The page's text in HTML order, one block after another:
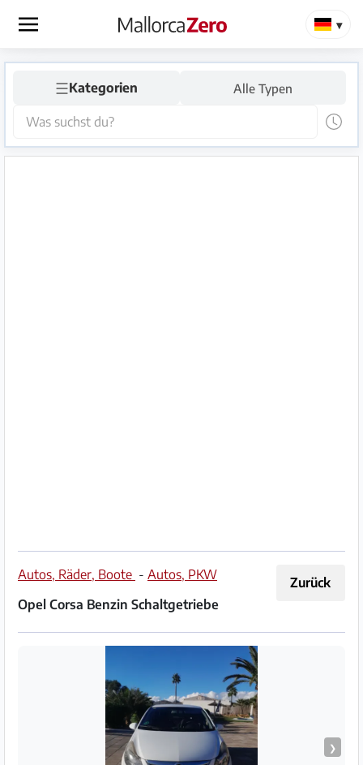
×
Startseite
Anzeige
aufgeben
Hilfe
FAQ
☰Kategorien Alle Typen
Zurück
Autos, Räder, Boote - Autos, PKW
Opel Corsa Benzin Schaltgetriebe
❯